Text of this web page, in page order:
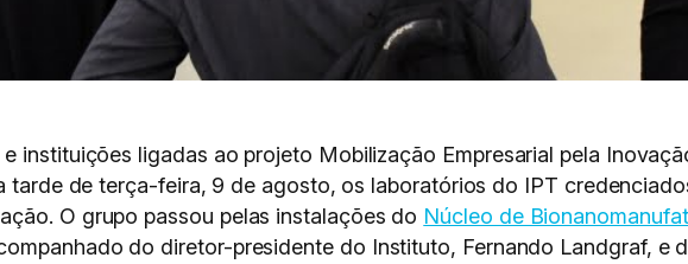
instituições ligadas ao projeto Mobilização Empresarial pela
tarde de terça-feira, 9 de agosto, os laboratórios do IPT
O grupo passou pelas instalações do Núcleo de
do diretor-presidente do Instituto, Fernando Landgraf, e